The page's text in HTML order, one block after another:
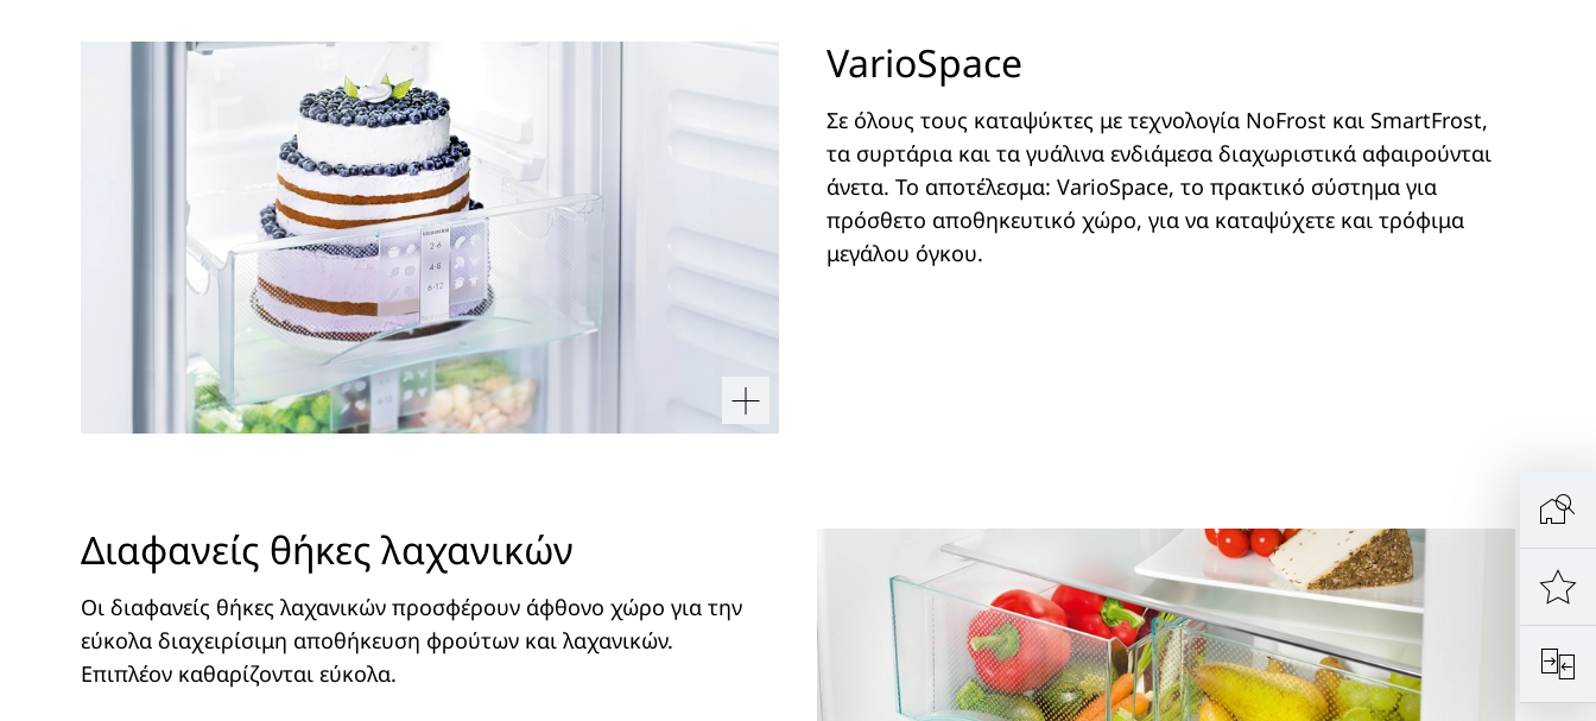
VarioSpace
Σε όλους τους καταψύκτες με τεχνολογία NoFrost και SmartFrost,
τα συρτάρια και τα γυάλινα ενδιάμεσα διαχωριστικά αφαιρούνται
άνετα. Το αποτέλεσμα: VarioSpace, το πρακτικό σύστημα για
πρόσθετο αποθηκευτικό χώρο, για να καταψύχετε και τρόφιμα
μεγάλου όγκου.
Διαφανείς θήκες λαχανικών
Οι διαφανείς θήκες λαχανικών προσφέρουν άφθονο χώρο για την
εύκολα διαχειρίσιμη αποθήκευση φρούτων και λαχανικών.
Επιπλέον καθαρίζονται εύκολα.